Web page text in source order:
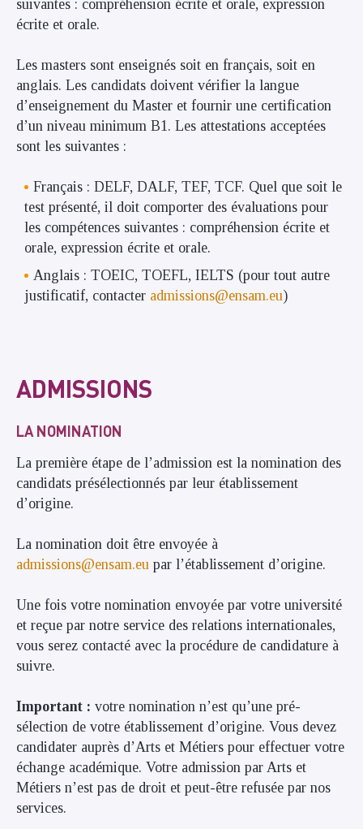
suivantes : compréhension écrite et orale, expression
écrite et orale.
Les masters sont enseignés soit en français, soit en
anglais. Les candidats doivent vérifier la langue
d’enseignement du Master et fournir une certification
d’un niveau minimum B1. Les attestations acceptées
sont les suivantes :
Français : DELF, DALF, TEF, TCF. Quel que soit le
test présenté, il doit comporter des évaluations pour
les compétences suivantes : compréhension écrite et
orale, expression écrite et orale.
Anglais : TOEIC, TOEFL, IELTS (pour tout autre
justificatif, contacter admissions@ensam.eu)
ADMISSIONS
LA NOMINATION
La première étape de l’admission est la nomination des
candidats présélectionnés par leur établissement
d’origine.
La nomination doit être envoyée à
admissions@ensam.eu par l’établissement d’origine.
Une fois votre nomination envoyée par votre université
et reçue par notre service des relations internationales,
vous serez contacté avec la procédure de candidature à
suivre.
Important : votre nomination n’est qu’une pré-
sélection de votre établissement d’origine. Vous devez
candidater auprès d’Arts et Métiers pour effectuer votre
échange académique. Votre admission par Arts et
Métiers n’est pas de droit et peut-être refusée par nos
services.